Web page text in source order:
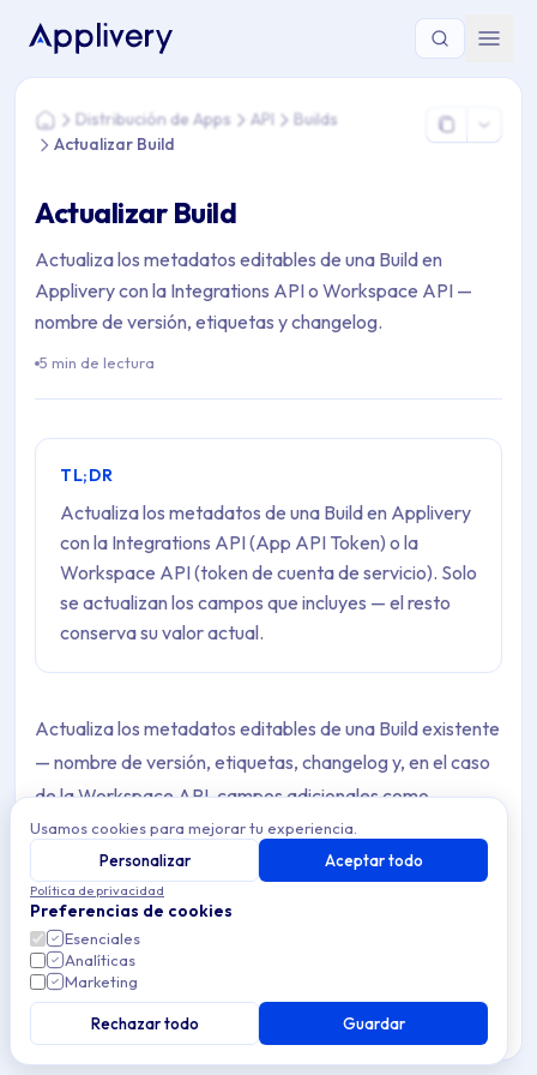
Estás aquí: Home > Distribución de Apps > API > Builds >
HomeDistribución de Apps API
Builds
Actualizar Build
Actualizar Build
Actualiza los metadatos editables de una Build en
Applivery con la Integrations API o Workspace API —
nombre de versión, etiquetas y changelog.
5 min de lectura
TL;DR
Actualiza los metadatos de una Build en Applivery
con la Integrations API (App API Token) o la
Workspace API (token de cuenta de servicio). Solo
se actualizan los campos que incluyes — el resto
conserva su valor actual.
Actualiza los metadatos editables de una Build existente
— nombre de versión, etiquetas, changelog y, en el caso
de la Workspace API, campos adicionales como
metadatos personalizados, scripts por defecto y estado
de deshabilitación. El binario de la Build y la información
de procesamiento no se ven afectados.
Incluye solo los campos que quieras cambiar. Los campos
no incluidos en el cuerpo de la petición conservan su valor
Applivery proporciona dos APIs independientes para
Usamos cookies para mejorar tu experiencia.
Personalizar
Aceptar todo
Política de privacidad
Preferencias de cookies
Esenciales
Analíticas
Marketing
Rechazar todo Guardar